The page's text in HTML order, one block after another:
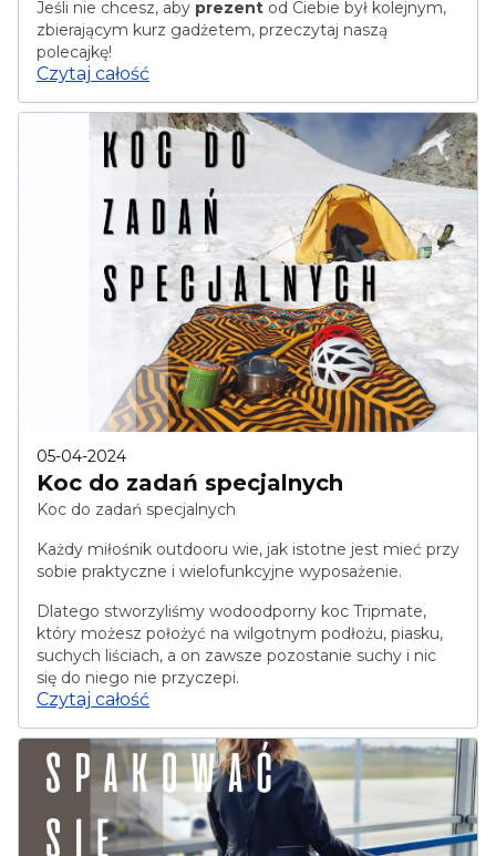
Jeśli nie chcesz, aby prezent od Ciebie był kolejnym,
zbierającym kurz gadżetem, przeczytaj naszą
polecajkę!
Czytaj całość
05-04-2024
Koc do zadań specjalnych
Koc do zadań specjalnych
Każdy miłośnik outdooru wie, jak istotne jest mieć przy
sobie praktyczne i wielofunkcyjne wyposażenie.
Dlatego stworzyliśmy wodoodporny koc Tripmate,
który możesz położyć na wilgotnym podłożu, piasku,
suchych liściach, a on zawsze pozostanie suchy i nic
się do niego nie przyczepi.
Czytaj całość